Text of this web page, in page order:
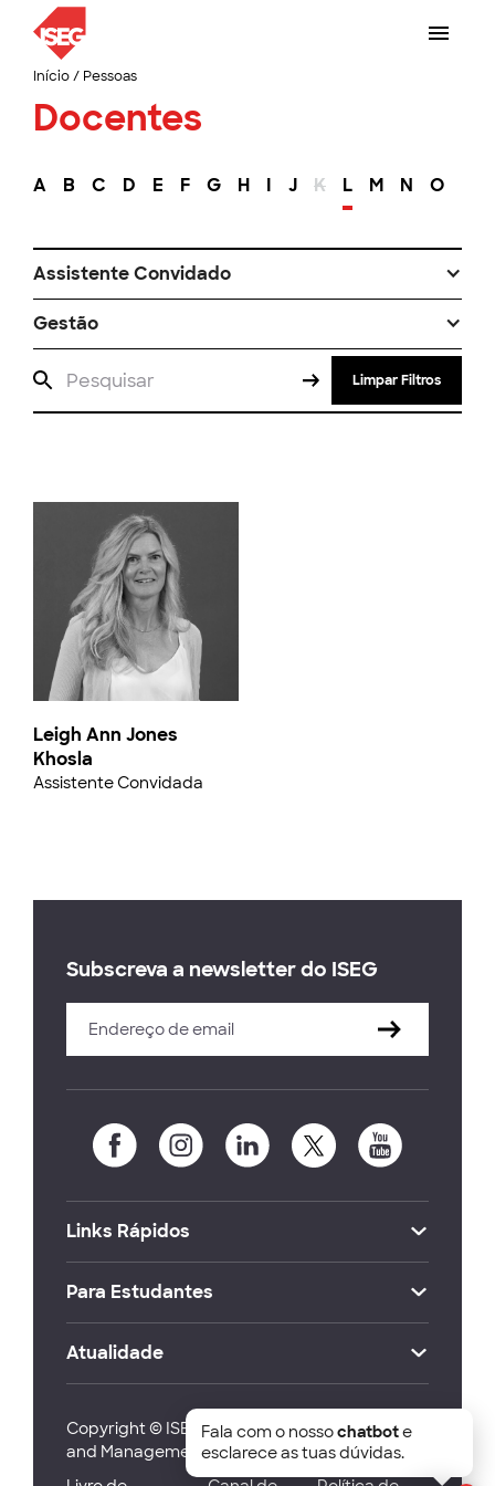
Início/ Pessoas
Docentes
A B C D E F G H I J K L M N O
Assistente Convidado
Gestão
Limpar Filtros
Leigh Ann Jones
Khosla
Assistente Convidada
Subscreva a newsletter do ISEG
Links Rápidos
Para Estudantes
Atualidade
Copyright © ISEG Lisbon School of Economics
and Management 2026
Fala com o nossochatbote
esclarece as tuas dúvidas.